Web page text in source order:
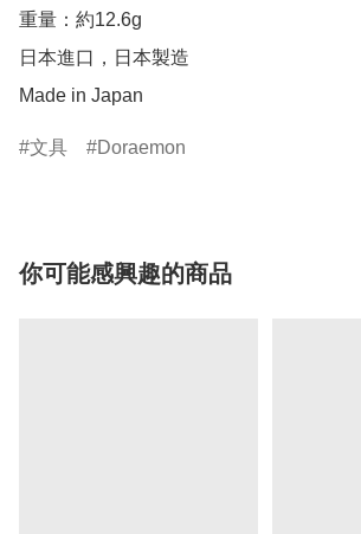
重量：約12.6g
日本進口，日本製造
Made in Japan
文具 Doraemon
你可能感興趣的商品